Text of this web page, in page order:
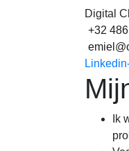
Digital
+32
Ik